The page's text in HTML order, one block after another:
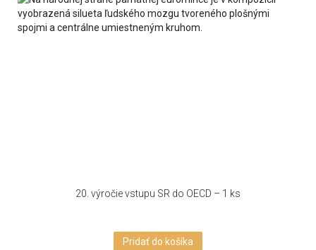
20. výročie vstupu SR do OECD – 1 ks
Pridať do košíka